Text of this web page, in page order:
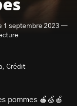
1 septembre 2023 —
Crédit
pommes 🍎🍏🍎